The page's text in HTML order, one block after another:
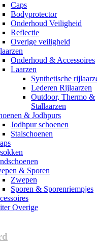
Caps
Bodyprotector
Onderhoud Veiligheid
Reflectie
Overige veiligheid
Onderhoud & Accessoires
Laarzen
Synthetische
Lederen Rijlaarzen
Outdoor, Thermo &
Stallaarzen
& Jodhpurs
Jodhpur schoenen
Stalschoenen
& Sporen
Zwepen
Sporen & Sporenriempjes
Overige